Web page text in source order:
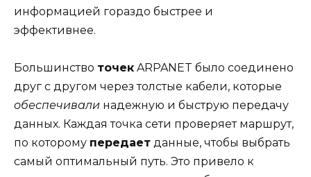
информацией гораздо быстрее и
эффективнее.
Большинство точек ARPANET было соединено
друг с другом через толстые кабели, которые
обеспечивали надежную и быструю передачу
данных. Каждая точка сети проверяет маршрут,
по которому передает данные, чтобы выбрать
самый оптимальный путь. Это привело к